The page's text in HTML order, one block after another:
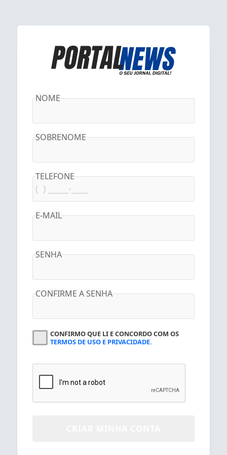
NOME
SOBRENOME
TELEFONE
E-MAIL
SENHA
CONFIRME A SENHA
CONFIRMO QUE LI E CONCORDO COM OS
TERMOS DE USO E PRIVACIDADE.